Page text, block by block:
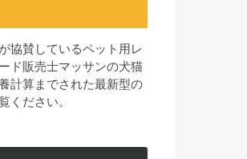
協賛しているペット用レ
ド販売士マッサンの犬猫
計算までされた最新型の
ください。